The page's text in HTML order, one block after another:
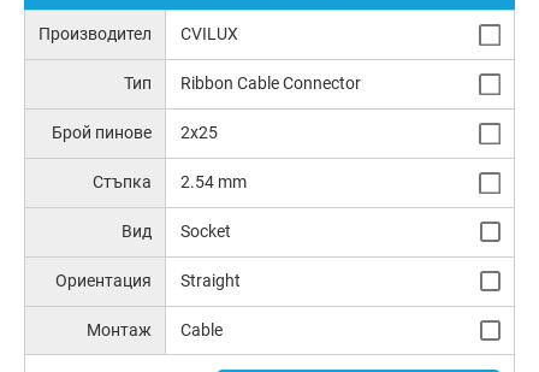
Производител CVILUX
Тип Ribbon Cable Connector
Брой пинове 2x25
Стъпка 2.54 mm
Вид Socket
Ориентация Straight
Монтаж Cable